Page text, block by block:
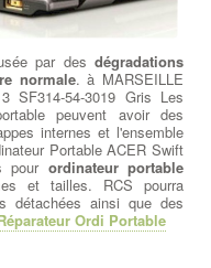
par des dégradations
normale. à MARSEILLE
SF314-54-3019 Gris Les
peuvent avoir des
internes et l'ensemble
Portable ACER Swift
pour ordinateur portable
et tailles. RCS pourra
détachées ainsi que des
Ordi Portable